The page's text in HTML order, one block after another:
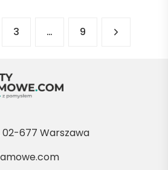
Stronicowanie
wpisów
3 … 9
02-677 Warszawa